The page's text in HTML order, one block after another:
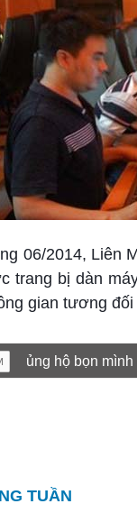
06/2014, Liên
trang bị dàn
gian tương
ủng hộ bọn
TUẦN